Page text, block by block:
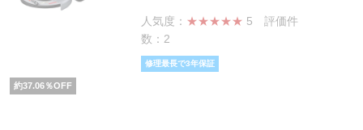
人気度： ★★★★★ 5 評価件
数：2
修理最長で3年保証
約37.06％OFF